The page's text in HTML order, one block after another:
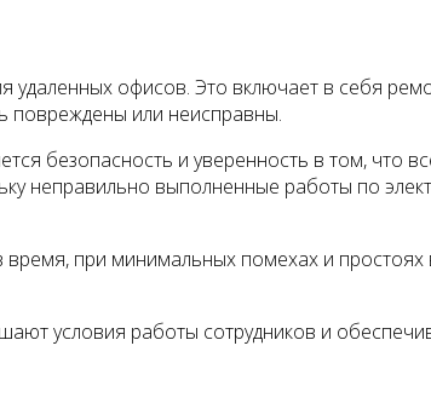
удаленных офисов. Это включает в себя
повреждены или неисправны.
безопасность и уверенность в том, что
выполненные работы по
время, при минимальных помехах и
условия работы сотрудников и